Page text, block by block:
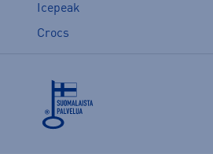
Icepeak
Crocs